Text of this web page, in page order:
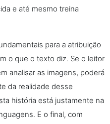
e até mesmo treina
para a atribuição
o que o texto diz. Se o leitor
analisar as imagens, poderá
da realidade desse
história está justamente na
E o final, com